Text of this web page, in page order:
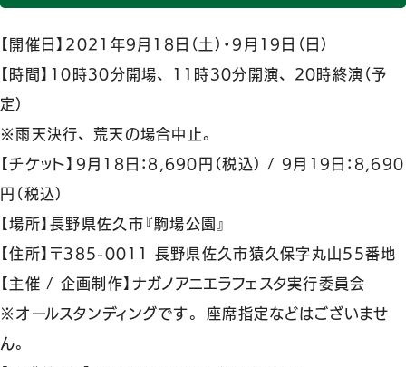
【開催日】2021年9月18日（土）・9月19日（日）
【時間】10時30分開場、 11時30分開演、 20時終演（予
定）
※雨天決行、 荒天の場合中止。
【チケット】9月18日：8,690円（税込） / 9月19日：8,690
円（税込）
【場所】長野県佐久市『駒場公園』
【住所】〒385-0011 長野県佐久市猿久保字丸山55番地
【主催 / 企画制作】ナガノアニエラフェスタ実行委員会
※オールスタンディングです。 座席指定などはございませ
ん。